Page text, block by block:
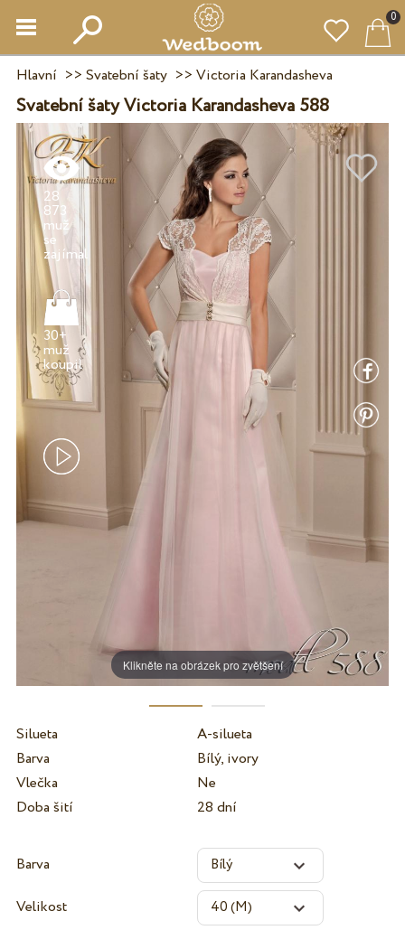
0
Hlavní >> Svatební šaty>> Victoria Karandasheva
Svatební šaty Victoria Karandasheva 588
Klikněte na obrázek pro zvětšení
28
873
muž
se
30+
muž
koupil
Silueta
A-silueta
Barva
Bílý, ivory
Vlečka
Ne
Doba šití
28 dní
Barva
Velikost